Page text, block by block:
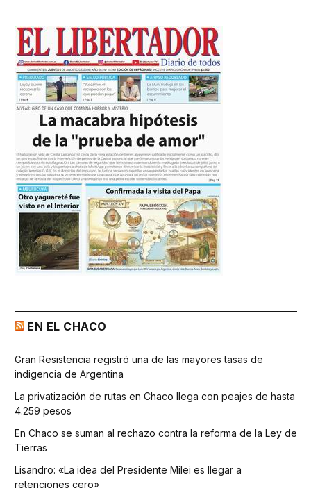
EN EL CHACO
Gran Resistencia registró una de las mayores tasas de
indigencia de Argentina
La privatización de rutas en Chaco llega con peajes de hasta
4.259 pesos
En Chaco se suman al rechazo contra la reforma de la Ley de
Tierras
Lisandro: «La idea del Presidente Milei es llegar a
retenciones cero»